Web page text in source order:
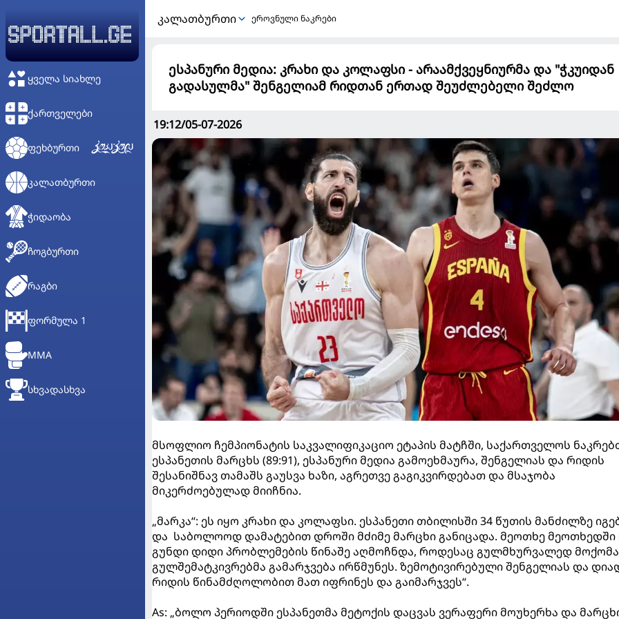
ᲧᲕᲔᲚᲐ ᲡᲘᲐᲮᲚᲔ
ᲥᲐᲠᲗᲕᲔᲚᲔᲑᲘ
ᲤᲔᲮᲑᲣᲠᲗᲘ
ᲙᲐᲚᲐᲗᲑᲣᲠᲗᲘ
ᲭᲘᲓᲐᲝᲑᲐ
ᲩᲝᲒᲑᲣᲠᲗᲘ
ᲠᲐᲒᲑᲘ
ᲤᲝᲠᲛᲣᲚᲐ 1
MMA
ᲡᲮᲕᲐᲓᲐᲡᲮᲕᲐ
ᲙᲐᲚᲐᲗᲑᲣᲠᲗᲘ ეროვნული ნაკრები
ესპანური მედია: კრახი და კოლაფსი - არაამქვეყნიურმა და "ჭკუიდან
გადასულმა" შენგელიამ რიდთან ერთად შეუძლებელი შეძლო
19:12/05-07-2026
მსოფლიო ჩემპიონატის საკვალიფიკაციო ეტაპის მატჩში, საქართველოს
ესპანეთის მარცხს (89:91), ესპანური მედია გამოეხმაურა, შენგელიას და რიდის
შესანიშნავ თამაშს გაუსვა ხაზი, აგრეთვე გაგიკვირდებათ და მსაჯობა
მიკერძოებულად მიიჩნია.
„მარკა“: ეს იყო კრახი და კოლაფსი. ესპანეთი თბილისში 34 წუთის მანძილზე
და საბოლოოდ დამატებით დროში მძიმე მარცხი განიცადა. მეოთხე მეოთხედში
გუნდი დიდი პრობლემების წინაშე აღმოჩნდა, როდესაც გულმხურვალედ
გულშემატკივრებმა გამარჯვება ირწმუნეს. ზემოტივირებული შენგელიას და
რიდის წინამძღოლობით მათ იფრინეს და გაიმარჯვეს“.
As: „ბოლო პერიოდში ესპანეთმა მეტოქის დაცვას ვერაფერი მოუხერხა და